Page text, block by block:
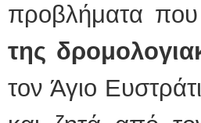
προβλήματα
της
τον Άγιο